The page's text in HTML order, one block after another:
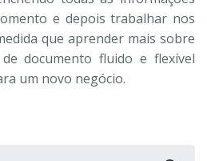
e depois trabalhar nos
que aprender mais sobre
documento fluido e flexível
um novo negócio.